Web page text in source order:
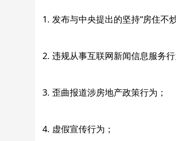
1. 发布与中央提出的坚持“房住不
2. 违规从事互联网新闻信息服务行
3. 歪曲报道涉房地产政策行为；
4. 虚假宣传行为；